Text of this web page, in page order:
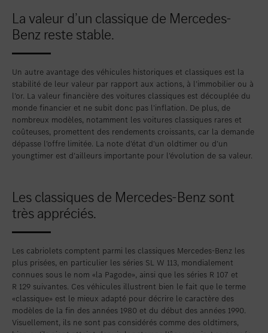
La valeur d’un classique de Mercedes-
Benz reste stable.
Un autre avantage des véhicules historiques et classiques est la
stabilité de leur valeur par rapport aux actions, à l’immobilier ou à
l’or. La valeur financière des voitures classiques est découplée du
monde financier et ne subit donc pas l’inflation. De plus, de
nombreux modèles, notamment les voitures classiques rares et
coûteuses, promettent des rendements croissants, car la demande
dépasse l’offre limitée. La note d’état d’un oldtimer ou d’un
youngtimer est d’ailleurs importante pour l’évolution de sa valeur.
Les classiques de Mercedes-Benz sont
très appréciés.
Les cabriolets comptent parmi les classiques Mercedes-Benz les
plus prisées, en particulier les séries SL W 113, mondialement
connues sous le nom «la Pagode», ainsi que les séries R 107 et
R 129 suivantes. Ces véhicules illustrent bien le fait que le terme
«classique» est le mieux adapté pour décrire le caractère des
modèles de la fin des années 1980 et du début des années 1990.
Visuellement, ils ne sont pas considérés comme des oldtimers,